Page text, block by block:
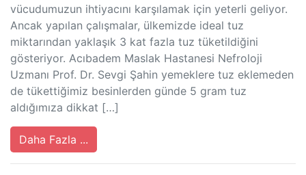
vücudumuzun ihtiyacını karşılamak için yeterli geliyor.
Ancak yapılan çalışmalar, ülkemizde ideal tuz
miktarından yaklaşık 3 kat fazla tuz tüketildiğini
gösteriyor. Acıbadem Maslak Hastanesi Nefroloji
Uzmanı Prof. Dr. Sevgi Şahin yemeklere tuz eklemeden
de tükettiğimiz besinlerden günde 5 gram tuz
aldığımıza dikkat […]
Daha Fazla ...